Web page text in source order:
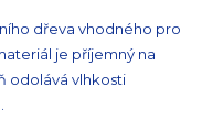
dřeva vhodného pro
je příjemný na
odolává vlhkosti